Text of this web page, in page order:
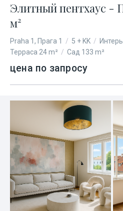
Элитный пентхаус -
м²
Praha 1, Прага 1 / 5 + KK /
Терраса 24 m² / Сад 133 m²
цена по запросу